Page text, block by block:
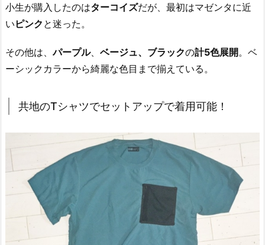
小生が購入したのはターコイズだが、最初はマゼンタに近
い ピンク と迷った。
その他は、パープル、 ベージュ、ブラックの計5色展開。ベ
ーシックカラーから綺麗な色目まで揃えている。
共地のTシャツでセットアップで着用可能！